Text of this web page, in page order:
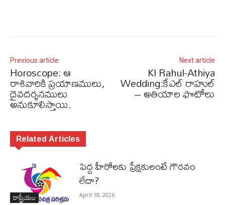
Previous article
Horoscope: ఆ
రాశివారికి ప్రయాణములు,
దైవదర్శనములు
అనుకూలిస్తాయి.
Next article
Kl Rahul-Athiya
Wedding:కేఎల్ రాహుల్
– అతియాల ఫొటోలు
Related Articles
రాష్ట్రీయం
పెద్ద హీరోల‌కు ప్రేక్ష‌కులంటే గౌర‌వం
లేదా?
April 18, 2026